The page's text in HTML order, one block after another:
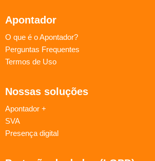
Apontador
O que é o Apontador?
Perguntas Frequentes
Termos de Uso
Nossas soluções
Apontador +
SVA
Presença digital